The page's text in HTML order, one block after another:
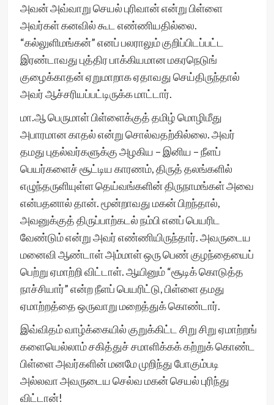
அவன் அவ்வாறு செயல் புரிவான் என்று பிள்ளை
அவர்கள் கனவில் கூட எண்ணியதில்லை.
“கல்லுளிமங்கன்” எனப் பலராலும் குறிப்பிடப்பட்ட
இரண்டாவது புத்திர பாக்கியமான மகரநெடுங்
குழைக்காதன் ஏறுமாறாக ஏதாவது செய்திருந்தால்
அவர் ஆச்சரியப்பட்டிருக்க மாட்டார்.
மா.ஆ பெருமாள் பிள்ளைக்குத் தமிழ் மொழிமீது
அபாரமான காதல் என்று சொல்வதற்கில்லை. அவர்
தமது புதல்வர்களுக்கு அழகிய – இனிய – நீளப்
பெயர்களைச் சூட்டிய காரணம், திருத் தலங்களில்
எழுந்தருளியுள்ள தெய்வங்களின் திருநாமங்கள் அவை
என்பதனால் தான். மூன்றாவது மகன் பிறந்தால்,
அவனுக்குத் திருப்பாற்கடல் நம்பி எனப் பெயரிட
வேண்டும் என்று அவர் எண்ணியிருந்தார். அவருடைய
மனைவி ஆண்டாள் அம்மாள் ஒரு பெண் குழந்தையைப்
பெற்று ஏமாற்றி விட்டாள். ஆயினும் “சூடிக் கொடுத்த
நாச்சியார்” என்ற நீளப் பெயரிட்டு, பிள்ளை தமது
ஏமாற்றத்தை ஒருவாறு மறைத்துக் கொண்டார்.
இவ்விதம் வாழ்க்கையில் குறுக்கிட்ட சிறு சிறு ஏமாற்றங்
களையெல்லாம் சகித்துச் சமாளிக்கக் கற்றுக் கொண்ட
பிள்ளை அவர்களின் மனமே முறிந்து போகும்படி
அல்லவா அவருடைய செல்வ மகன் செயல் புரிந்து
விட்டான்!